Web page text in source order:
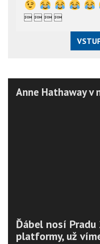
   
Anne Hathaway v
Ďábel nosí
platformy, už